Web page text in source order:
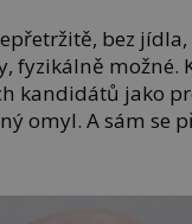
bez
fyzikálně možné.
kandidátů jako
omyl. A sám se